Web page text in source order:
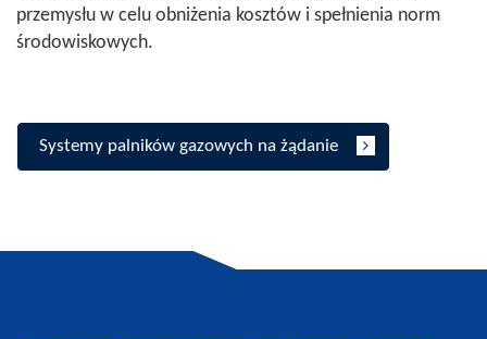
przemysłu w celu obniżenia kosztów i spełnienia norm
środowiskowych.
Systemy palników gazowych na żądanie